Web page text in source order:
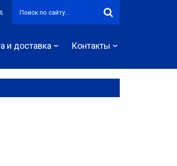
и доставка Контакты